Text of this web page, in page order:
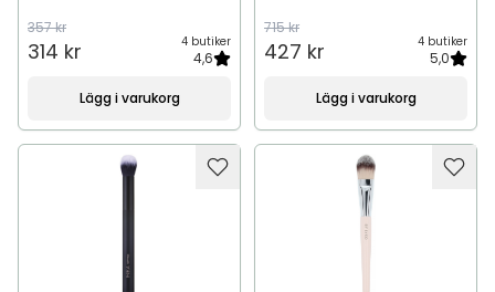
357 kr
314 kr 4 butiker
4,6
Lägg i varukorg
715 kr
427 kr 4 butiker
5,0
Lägg i varukorg